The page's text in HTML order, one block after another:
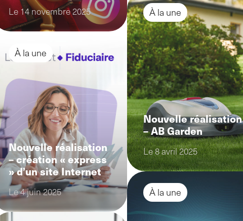
Le 14 novembre 2025
À la une
Nouvelle réalisation
– création « express
» d’un site Internet
Le 4 juin 2025
À la une
Nouvelle réalisation
– AB Garden
Le 8 avril 2025
À la une